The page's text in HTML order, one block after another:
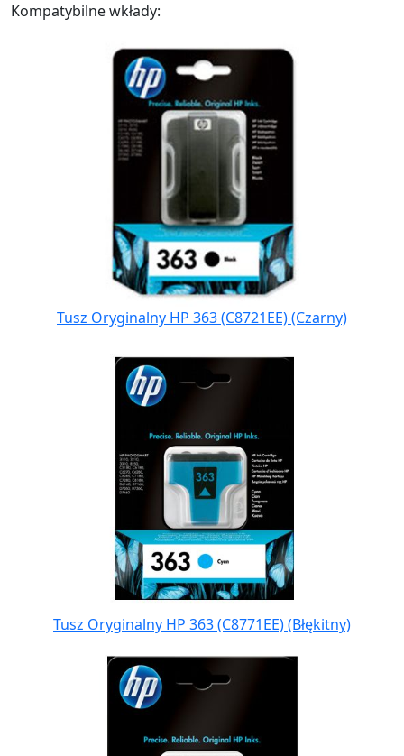
Kompatybilne wkłady:
Tusz Oryginalny HP 363 (C8721EE) (Czarny)
Tusz Oryginalny HP 363 (C8771EE) (Błękitny)